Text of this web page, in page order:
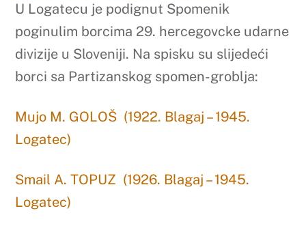
U Logatecu je podignut Spomenik
poginulim borcima 29. hercegovcke udarne
divizije u Sloveniji. Na spisku su slijedeći
borci sa Partizanskog spomen-groblja:
Mujo M. GOLOŠ (1922. Blagaj – 1945.
Logatec)
Smail A. TOPUZ (1926. Blagaj – 1945.
Logatec)